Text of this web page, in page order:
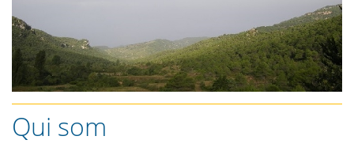
Qui som